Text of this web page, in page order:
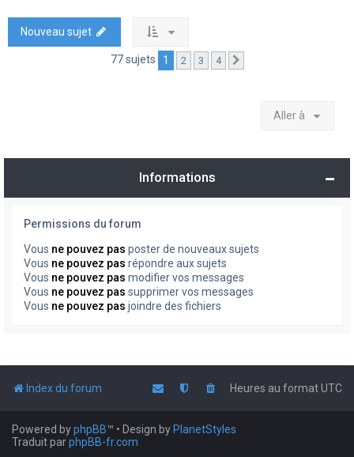
Nouveau sujet
77 sujets 1 2 3 4
Aller à
Informations
Permissions du forum
Vous ne pouvez pas poster de nouveaux sujets
Vous ne pouvez pas répondre aux sujets
Vous ne pouvez pas modifier vos messages
Vous ne pouvez pas supprimer vos messages
Vous ne pouvez pas joindre des fichiers
Index du forum Heures au formatUTC
Powered byphpBB™ • Design by PlanetStyles
Traduit parphpBB-fr.com